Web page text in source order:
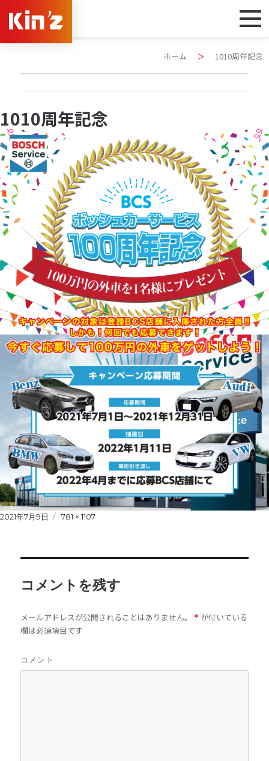
ホーム ＞ 1010周年記念
1010周年記念
Posted
2021年7月9日
Full
781 × 1107
コメントを残す
メールアドレスが公開されることはありません。 * が付いている
欄は必須項目です
コメント